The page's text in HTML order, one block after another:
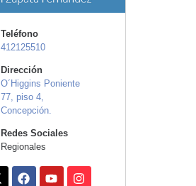
Teléfono
412125510
Dirección
O´Higgins Poniente
77, piso 4,
Concepción.
Redes Sociales
Regionales